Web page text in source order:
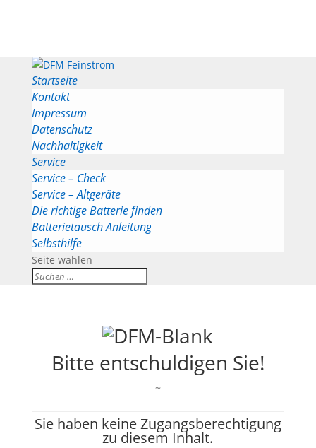
Startseite
Kontakt
Impressum
Datenschutz
Nachhaltigkeit
Service
Service – Check
Service – Altgeräte
Die richtige Batterie finden
Batterietausch Anleitung
Selbsthilfe
Seite wählen
Bitte entschuldigen Sie!
~
Sie haben keine Zugangsberechtigung
zu diesem Inhalt.